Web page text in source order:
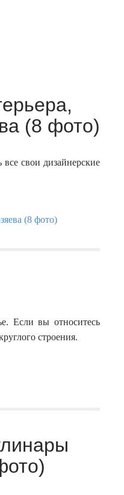
(8 фото)
свои дизайнерские
Если вы относитесь
строения.